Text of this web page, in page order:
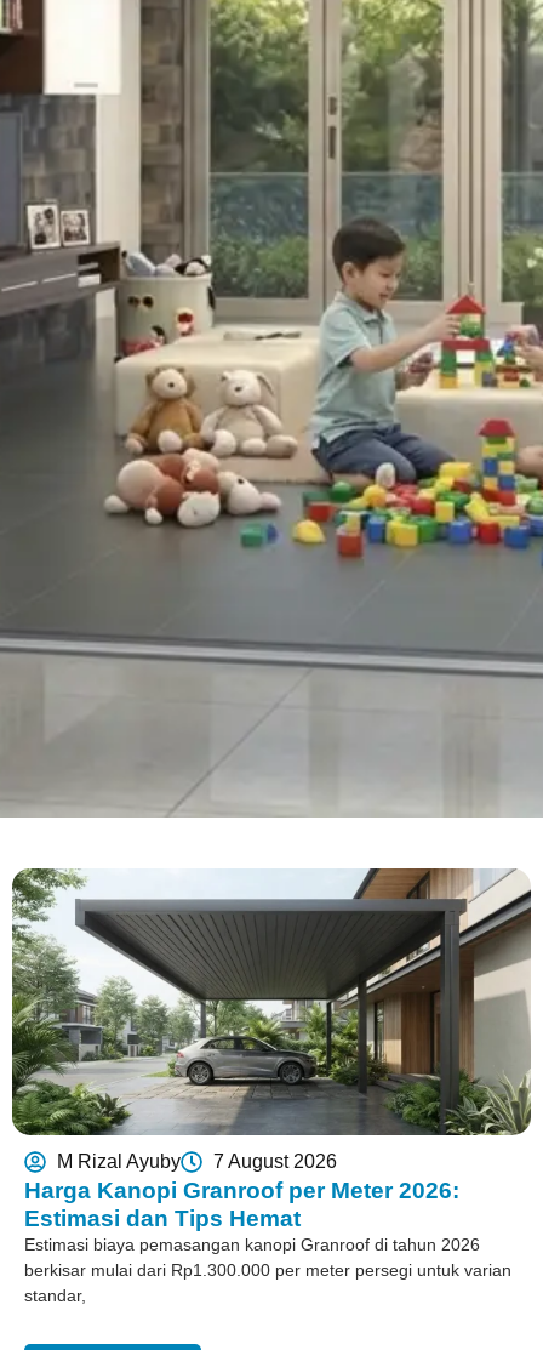
M Rizal Ayuby 7 August 2026
Harga Kanopi Granroof per Meter 2026:
Estimasi dan Tips Hemat
Estimasi biaya pemasangan kanopi Granroof di tahun 2026
berkisar mulai dari Rp1.300.000 per meter persegi untuk varian
standar,